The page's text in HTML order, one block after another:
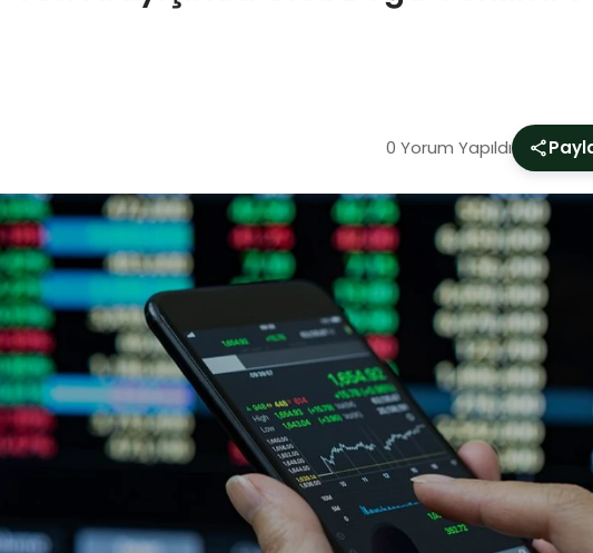
0 Yorum Yapıldı